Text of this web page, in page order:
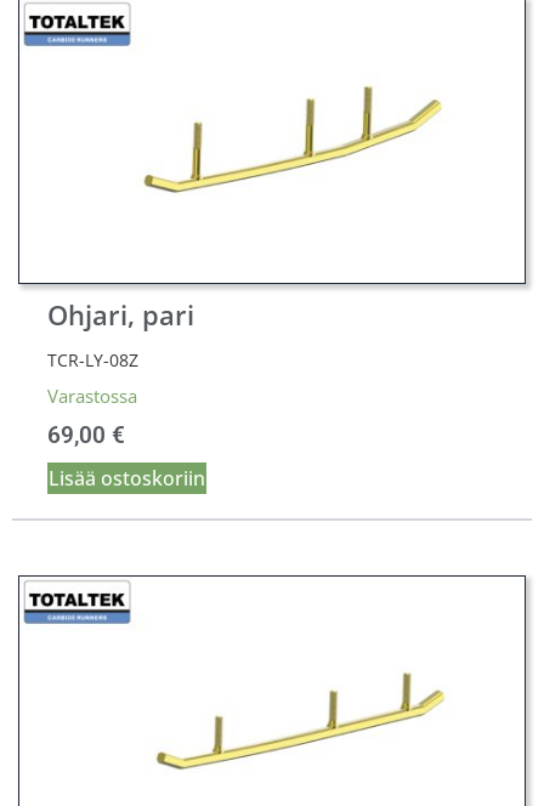
Ohjari, pari
TCR-LY-08Z
Varastossa
69,00 €
Lisää ostoskoriin